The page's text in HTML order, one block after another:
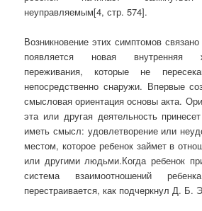
неуправляемым[4, стр. 574].
Возникновение этих симптомов
появляется новая внутренняя
переживания, которые не
непосредственно снаружи. Впервые
смысловая ориентация основы акта.
эта или другая деятельность
иметь смысл: удовлетворение или
местом, которое ребенок займет в
или другими людьми.Когда ребенок
система взаимоотношений
перестраивается, как подчеркнул Д. Б.